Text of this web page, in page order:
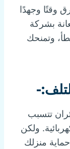
وقتًا وجهدًا
بشركة
وتمنحك
تتسبب
ولكن
منزلك